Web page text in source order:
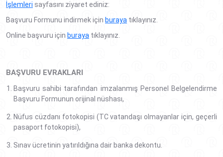
İşlemleri sayfasını ziyaret ediniz:
Başvuru Formunu indirmek için buraya tıklayınız.
Online başvuru için buraya tıklayınız.
BAŞVURU EVRAKLARI
Başvuru sahibi tarafından imzalanmış Personel Belgelendirme
Başvuru Formunun orijinal nüshası,
Nüfus cüzdanı fotokopisi (TC vatandaşı olmayanlar için, geçerli
pasaport fotokopisi),
Sınav ücretinin yatırıldığına dair banka dekontu.